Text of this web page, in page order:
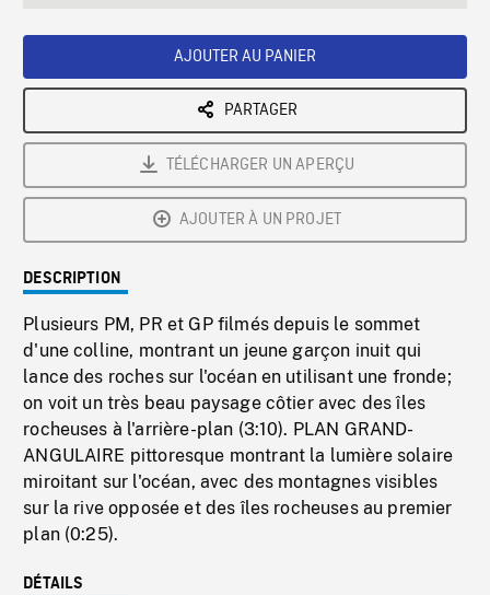
AJOUTER AU PANIER
PARTAGER
TÉLÉCHARGER UN APERÇU
AJOUTER À UN PROJET
DESCRIPTION
Plusieurs PM, PR et GP filmés depuis le sommet
d'une colline, montrant un jeune garçon inuit qui
lance des roches sur l'océan en utilisant une fronde;
on voit un très beau paysage côtier avec des îles
rocheuses à l'arrière-plan (3:10). PLAN GRAND-
ANGULAIRE pittoresque montrant la lumière solaire
miroitant sur l'océan, avec des montagnes visibles
sur la rive opposée et des îles rocheuses au premier
plan (0:25).
DÉTAILS